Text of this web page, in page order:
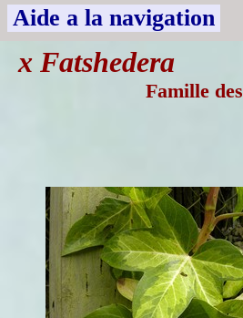
Aide a la navigation
x Fatshedera
Famille des